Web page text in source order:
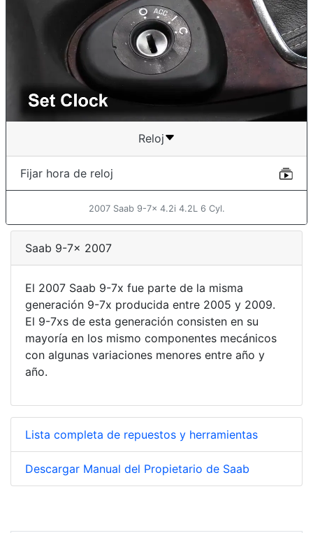
Reloj
Fijar hora de reloj
2007 Saab 9-7x 4.2i 4.2L 6 Cyl.
Saab 9-7x 2007
El 2007 Saab 9-7x fue parte de la misma
generación 9-7x producida entre 2005 y 2009.
El 9-7xs de esta generación consisten en su
mayoría en los mismo componentes mecánicos
con algunas variaciones menores entre año y
año.
Lista completa de repuestos y herramientas
Descargar Manual del Propietario de Saab